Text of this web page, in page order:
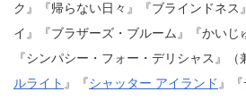
ク』『帰らない日々』『ブラインドネス
イ』『ブラザーズ・ブルーム』『かいじ
『シンパシー・フォー・デリシャス』（
ルライト 』『シャッター アイランド 』